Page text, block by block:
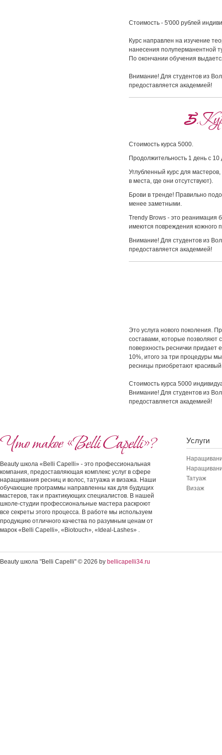
Стоимость - 5'000 рублей
Курс направлен на изучение
нанесения полуперманентной
По окончании обучения
Внимание! Для студентов из
предоставляется академией!
5.
Стоимость курса 5000.
Продолжительность 1 день с 10
Углубленный курс для
в места, где они отсутствуют).
Брови в тренде! Правильно
менее заметными.
Trendy Brows - это реанимация
имеются повреждения кожного
Внимание! Для студентов из
предоставляется академией!
Это услуга нового поколения.
составами, которые позволяют
поверхность реснички
10%, итого за три процедуры
ресницы приобретают красивый
Стоимость курса 5000
Внимание! Для студентов из
предоставляется академией!
Что такое «Belli Capelli»?
Beauty школа «Belli Capelli» - это профессиональная
компания, предоставляющая комплекс услуг в сфере
наращивания ресниц и волос, татуажа и визажа. Наши
обучающие программы направленны как для будущих
мастеров, так и практикующих специалистов. В нашей
школе-студии профессиональные мастера раскроют
все секреты этого процесса. В работе мы используем
продукцию отличного качества по разумным ценам от
марок «Belli Capelli», «Biotouch», «Ideal-Lashes» .
Услуги
Татуаж
Визаж
Beauty школа "Belli Capelli" © 2026 by bellicapelli34.ru